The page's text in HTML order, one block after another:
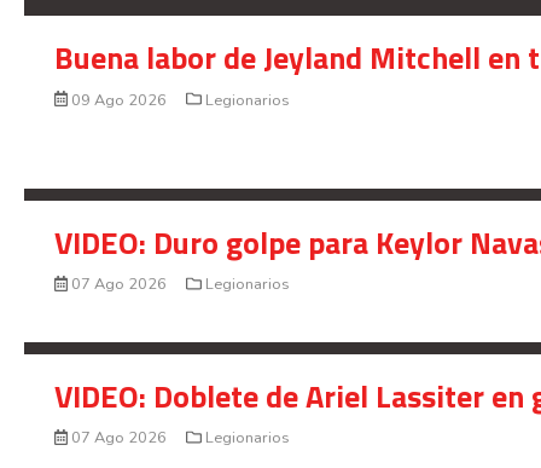
Buena labor de Jeyland Mitchell
09 Ago 2026 Legionarios
VIDEO: Duro golpe para Keylor
07 Ago 2026 Legionarios
VIDEO: Doblete de Ariel Lassiter
07 Ago 2026 Legionarios